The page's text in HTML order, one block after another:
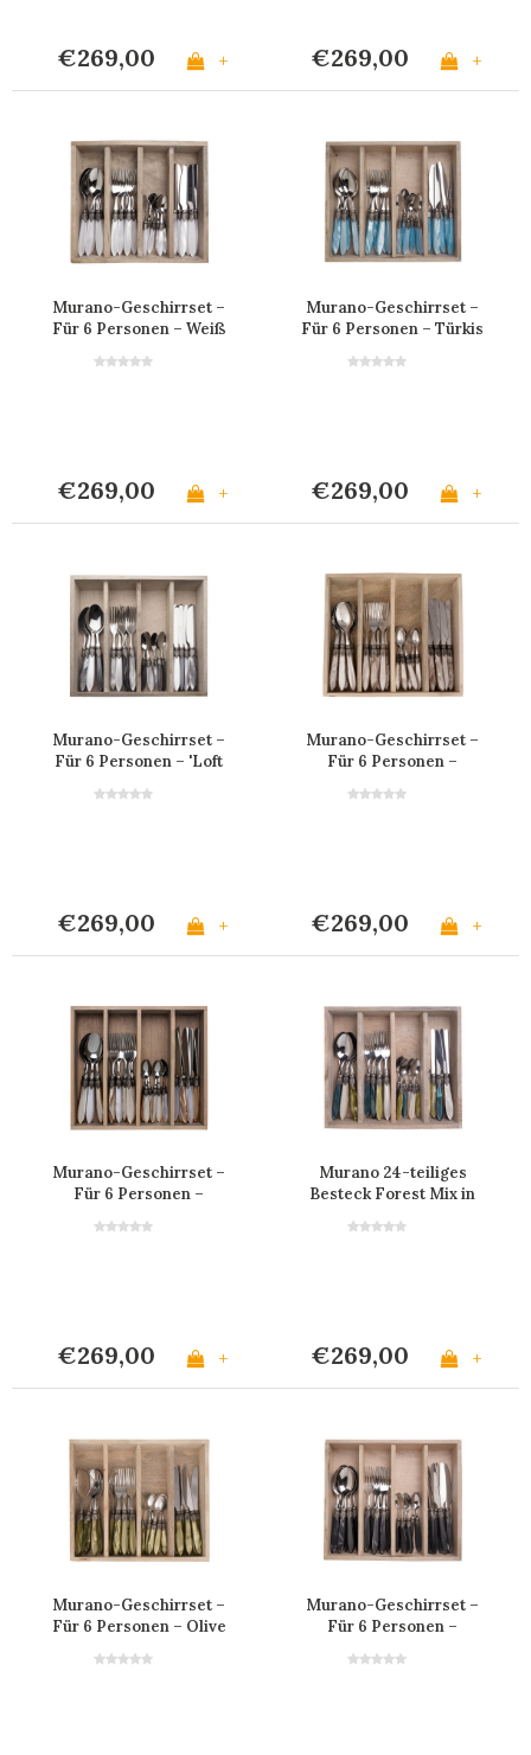
€269,00 + €269,00 +
Murano-Geschirrset –
Für 6 Personen – Weiß
€269,00 +
Murano-Geschirrset –
Für 6 Personen – Türkis
€269,00 +
Murano-Geschirrset –
Für 6 Personen – 'Loft
€269,00 +
Murano-Geschirrset –
Für 6 Personen –
€269,00 +
Murano-Geschirrset –
Für 6 Personen –
€269,00 +
Murano 24-teiliges
Besteck Forest Mix in
€269,00 +
Murano-Geschirrset –
Für 6 Personen – Olive
Murano-Geschirrset –
Für 6 Personen –